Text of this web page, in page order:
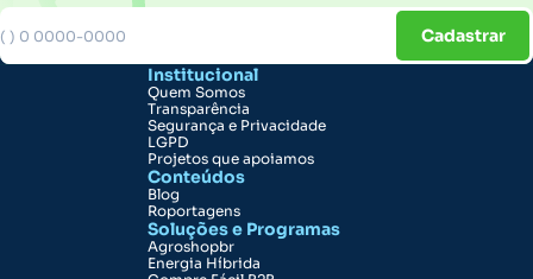
Cadastrar
Institucional
Quem Somos
Transparência
Segurança e Privacidade
LGPD
Projetos que apoiamos
Conteúdos
Blog
Roportagens
Soluções e Programas
Agroshopbr
Energia Híbrida